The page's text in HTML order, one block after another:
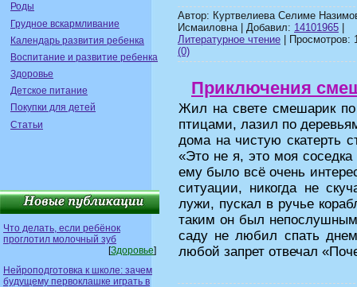
Роды
Грудное вскармливание
Календарь развития ребенка
Воспитание и развитие ребенка
Здоровье
Детское питание
Покупки для детей
Статьи
Что делать, если ребёнок
проглотил молочный зуб
[Здоровье]
Нейроподготовка к школе: зачем
будущему первоклашке играть в
Автор: Куртвелиева Селиме
Исмаиловна | Добавил: 14101965
Литературное чтение | Просмотров:
(0)
Приключения
Жил на свете смешарик
птицами, лазил по
дома на чистую скатерть
«Это не я, это моя
ему было всё очень
ситуации, никогда не
лужи, пускал в ручье
таким он был
саду не любил спать
любой запрет отвечал